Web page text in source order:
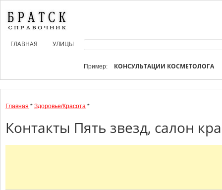
ГЛАВНАЯ УЛИЦЫ
Пример: КОНСУЛЬТАЦИИ КОСМЕТОЛОГА
Главная * Здоровье/Красота *
Контакты Пять звезд, салон